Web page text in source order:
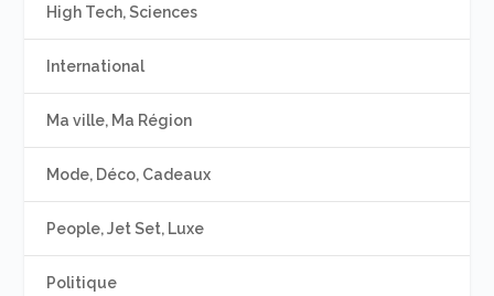
High Tech, Sciences
International
Ma ville, Ma Région
Mode, Déco, Cadeaux
People, Jet Set, Luxe
Politique